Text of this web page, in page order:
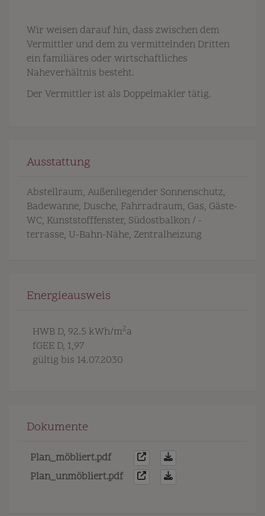
Wir weisen darauf hin, dass zwischen dem
Vermittler und dem zu vermittelnden Dritten
ein familiäres oder wirtschaftliches
Naheverhältnis besteht.
Der Vermittler ist als Doppelmakler tätig.
Ausstattung
Abstellraum Außenliegender Sonnenschutz
Badewanne Dusche Fahrradraum Gas Gäste-
WC Kunststofffenster Südostbalkon / -
terrasse U-Bahn-Nähe Zentralheizung
Energieausweis
HWB D, 92.5 kWh/m2a
fGEE D, 1,97
gültig bis 14.07.2030
Dokumente
Plan_möbliert.pdf
Plan_unmöbliert.pdf